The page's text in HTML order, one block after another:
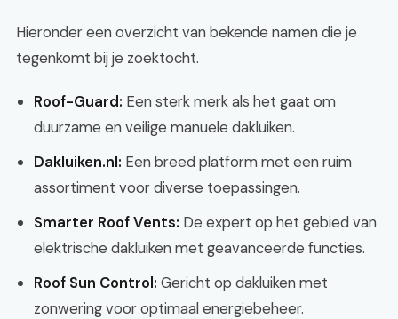
Hieronder een overzicht van bekende namen die je
tegenkomt bij je zoektocht.
Roof-Guard: Een sterk merk als het gaat om
duurzame en veilige manuele dakluiken.
Dakluiken.nl: Een breed platform met een ruim
assortiment voor diverse toepassingen.
Smarter Roof Vents: De expert op het gebied van
elektrische dakluiken met geavanceerde functies.
Roof Sun Control: Gericht op dakluiken met
zonwering voor optimaal energiebeheer.